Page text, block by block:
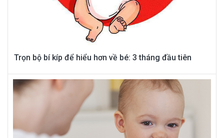
Trọn bộ bí kíp để hiểu hơn về bé: 3 tháng đầu tiên